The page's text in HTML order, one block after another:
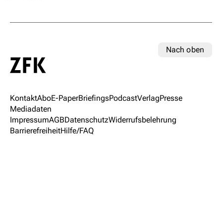
Nach oben
KontaktAboE-PaperBriefingsPodcastVerlagPresse
Mediadaten
ImpressumAGBDatenschutzWiderrufsbelehrung
BarrierefreiheitHilfe/FAQ